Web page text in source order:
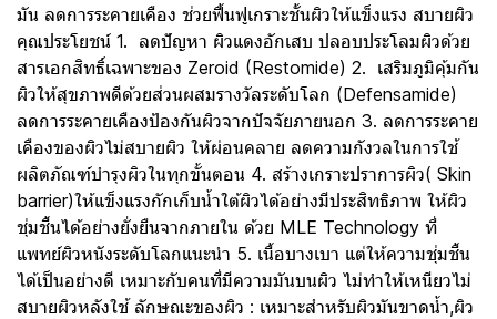
มัน ลดการระคายเคือง ช่วยฟื้นฟูเกราะชั้นผิวให้แข็งแรง สบายผิว
คุณประโยชน์ 1. ลดปัญหา ผิวแดงอักเสบ ปลอบประโลมผิวด้วย
สารเอกสิทธิ์เฉพาะของ Zeroid (Restomide) 2. เสริมภูมิคุ้มกัน
ผิวให้สุขภาพดีด้วยส่วนผสมรางวัลระดับโลก (Defensamide)
ลดการระคายเคืองป้องกันผิวจากปัจจัยภายนอก 3. ลดการระคาย
เคืองของผิวไม่สบายผิว ให้ผ่อนคลาย ลดความกังวลในการใช้
ผลิตภัณฑ์บำรุงผิวในทุกขั้นตอน 4. สร้างเกราะปราการผิว( Skin
barrier)ให้แข็งแรงกักเก็บน้ำใต้ผิวได้อย่างมีประสิทธิภาพ ให้ผิว
ชุ่มชื้นได้อย่างยั่งยืนจากภายใน ด้วย MLE Technology ที่
แพทย์ผิวหนังระดับโลกแนะนำ 5. เนื้อบางเบา แต่ให้ความชุ่มชื้น
ได้เป็นอย่างดี เหมาะกับคนที่มีความมันบนผิว ไม่ทำให้เหนียวไม่
สบายผิวหลังใช้ ลักษณะของผิว : เหมาะสำหรับผิวมันขาดน้ำ,ผิว